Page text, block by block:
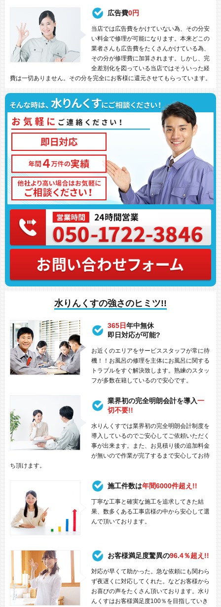
広告費0円
当店では広告費をかけていない為、その分安
い料金で修理が可能になります。本来どこの
業者さんも広告費をたくさんかけている為、
その分が修理費に加算されます。しかし、完
全差別化を図っている当店ではそういった経
費は一切ありません。その分を完全にお客様に還元させてもらっています。
水りんくすの強さのヒミツ!!
365日年中無休
即日対応が可能?
お近くのエリアをサービススタッフが常に待
機！！お風呂の修理を主体にお風呂に関する
トラブルをすぐ解決致します。熟練のスタッ
フが多数在籍しているので安心です。
業界初の完全明朗会計を導入一
切不要!!
水りんくすでは業界初の完全明朗会計制度を
導入しているのでご安心してご依頼いただく
事が出来ます。また、お見積り後の追加料金
が無いので作業が完了するまで安心してお待
ち頂けます。
施工件数は年間6000件超え!!
丁寧な工事と確実な施工を追求してきた結
果、数多くある工事店様の中から安心して選
んで頂いております。
お客様満足度驚異の96.4％超え!!
対応が早くて助かった。急な依頼にも関わら
ず夜遅くに対応してくれた。などお客様から
お喜びの声をたくさん頂いております。水り
んくすはお客様満足度100％を目指していき